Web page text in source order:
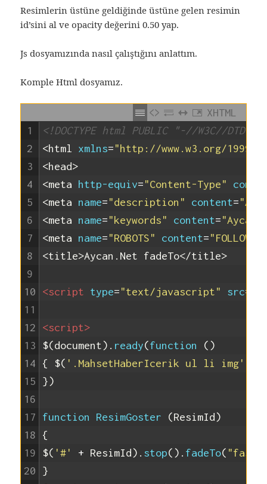
Resimlerin üstüne geldiğinde üstüne gelen resimin
id’sini al ve opacity değerini 0.50 yap.
Js dosyamızında nasıl çalıştığını anlattım.
Komple Html dosyamız.
XHTML
1
2
3
4
5
6
7
8
9
10
11
12
13
14
15
16
17
18
19
20
<!DOCTYPE html PUBLIC "-//W3C//
<html xmlns="http://www.w3.org/1999/
<head>
<meta http-equiv="Content-Type"
<meta name="description" content=
<meta name="keywords" content=
<meta name="ROBOTS" content="FOLLOW,
<title>Aycan.Net fadeTo</title>
<script type="text/javascript" src=
<script>
$(document) . ready(function ()
{
$( '.MahsetHaberIcerik ul li img'
})
function ResimGoster (ResimId)
{
$( '#' + ResimId) . stop() . fadeTo( "fast"
}